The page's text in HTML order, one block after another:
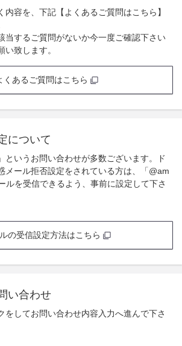
内容を、下記【よくあるご質問はこちら】
当するご質問がないか今一度ご確認下さい
い致します。
くあるご質問はこちら
について
というお問い合わせが多数ございます。ド
メール拒否設定をされている方は、「@am
ルを受信できるよう、事前に設定して下さ
の受信設定方法はこちら
い合わせ
をしてお問い合わせ内容入力へ進んで下さ